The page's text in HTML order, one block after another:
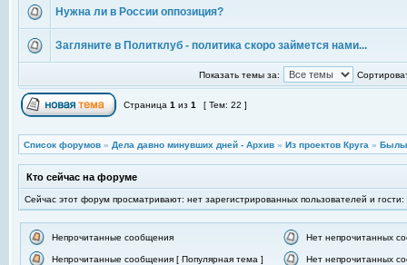
Нужна ли в России оппозиция?
Загляните в Политклуб - политика скоро займется нами...
Показать темы за:
Страница 1 из 1 [ Тем: 22 ]
Список форумов » Дела давно минувших дней - Архив » Из проектов Круга »
Кто сейчас на форуме
Сейчас этот форум просматривают: нет зарегистрированных пользователей и гости:
Непрочитанные сообщения Нет непрочитанных
Непрочитанные сообщения [ Популярная тема ] Нет непрочитанных